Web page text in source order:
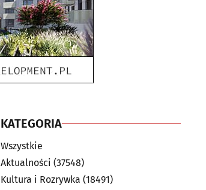
KATEGORIA
Wszystkie
Aktualności (37548)
Kultura i Rozrywka (18491)